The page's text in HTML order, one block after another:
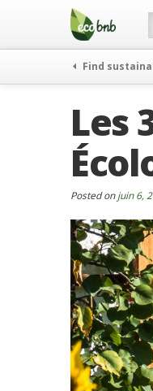
Menu
Find
Les
Posted onjuin 6,